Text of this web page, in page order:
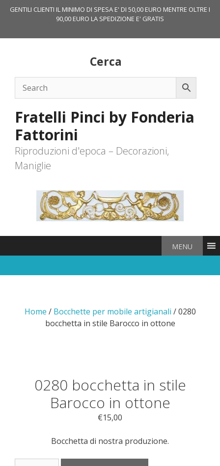
GENTILI CLIENTI IL MINIMO DI SPESA E' DI 50,00 EURO MENTRE OLTRE I
90,00 EURO LA SPEDIZIONE E' GRATIS
Cerca
Fratelli Pinci by Fonderia
Fattorini
Riproduzioni d'epoca – Decorazioni,
Maniglie
MENU
Home / Bocchette per mobile artigianali / 0280
bocchetta in stile Barocco in ottone
0280 bocchetta in stile
Barocco in ottone
€15,00
Bocchetta di nostra produzione.